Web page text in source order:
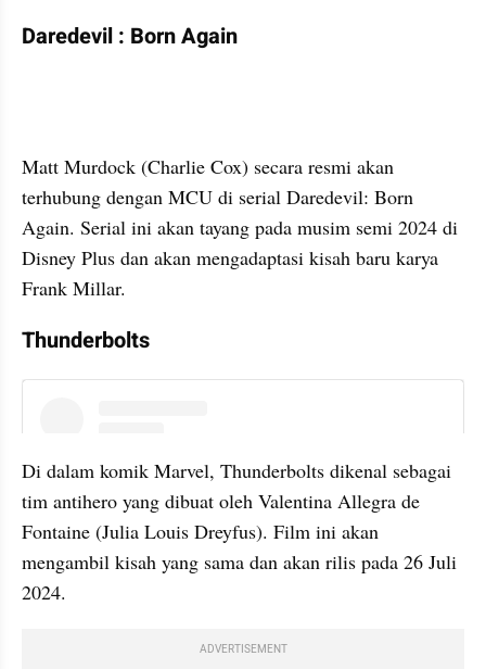
Daredevil : Born Again
Matt Murdock (Charlie Cox) secara resmi akan
terhubung dengan MCU di serial Daredevil: Born
Again. Serial ini akan tayang pada musim semi 2024 di
Disney Plus dan akan mengadaptasi kisah baru karya
Frank Millar.
Thunderbolts
Di dalam komik Marvel, Thunderbolts dikenal sebagai
tim antihero yang dibuat oleh Valentina Allegra de
Fontaine (Julia Louis Dreyfus). Film ini akan
mengambil kisah yang sama dan akan rilis pada 26 Juli
2024.
ADVERTISEMENT